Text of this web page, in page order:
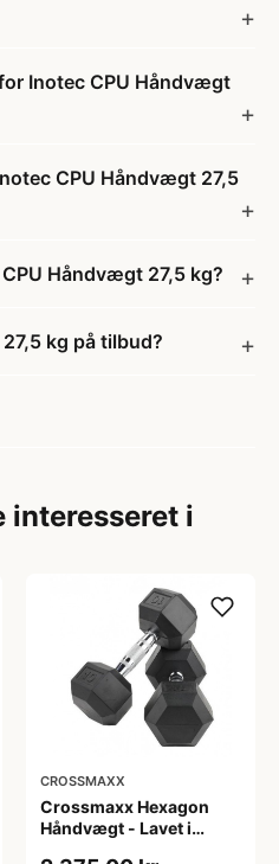
Inotec CPU Håndvægt
CPU Håndvægt 27,5
Håndvægt 27,5 kg?
kg på tilbud?
interesseret i
CROSSMAXX
Crossmaxx Hexagon
Håndvægt - Lavet i